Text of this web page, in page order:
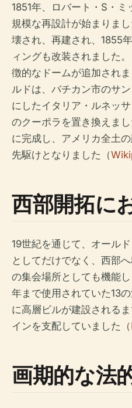
1851年、ロバート・S・
規模な再設計が始まりま
壊され、再建され、1855
ィングも改装されました
徴的なドームが追加され
ルドは、バチカン市のサ
にしたイタリア・ルネッ
のクーポラを置き換えま
に完成し、アメリカ全土
先駆けとなりました（
西部開拓に
19世紀を通じて、オール
としてだけでなく、西部
の集会場所としても機能
年まで使用されていた13
に高層ビルが建設される
インを支配していました（
画期的な法